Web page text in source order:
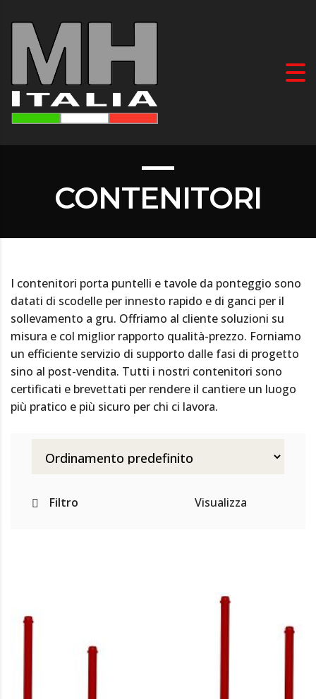
CONTENITORI
I contenitori porta puntelli e tavole da ponteggio sono
datati di scodelle per innesto rapido e di ganci per il
sollevamento a gru. Offriamo al cliente soluzioni su
misura e col miglior rapporto qualità-prezzo. Forniamo
un efficiente servizio di supporto dalle fasi di progetto
sino al post-vendita. Tutti i nostri contenitori sono
certificati e brevettati per rendere il cantiere un luogo
più pratico e più sicuro per chi ci lavora.
Filtro Visualizza